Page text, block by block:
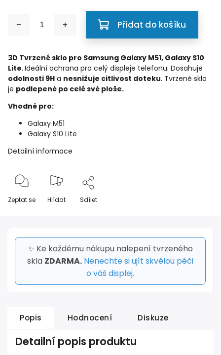
Přidat do košíku
3D Tvrzené sklo pro Samsung Galaxy M51, Galaxy S10
Lite. Ideální ochrana pro celý displeje telefonu. Dosahuje
odolnosti 9H a nesnižuje citlivost doteku. Tvrzené sklo
je podlepené po celé své ploše.
Vhodné pro:
Galaxy M51
Galaxy S10 Lite
Detailní informace
Zeptat se Hlídat Sdílet
✨ Ke každému nákupu nalepení tvrzeného
skla ZDARMA. Nenechte si ujít skvělou péči
o váš displej.
Popis Hodnocení Diskuze
Detailní popis produktu